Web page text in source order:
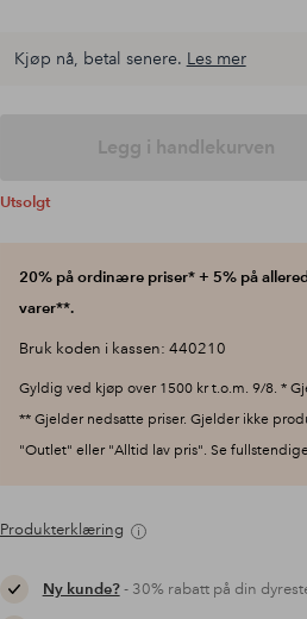
Kjøp nå, betal senere. Les mer
Legg i handlekurven
Utsolgt
20% på ordinære priser* + 5% på
varer**.
Bruk koden i kassen: 440210
Gyldig ved kjøp over 1500 kr t.o.m. 9/8. *
** Gjelder nedsatte priser. Gjelder ikke
"Outlet" eller "Alltid lav pris". Se
Produkterklæring
Ny kunde?- 30% rabatt på din